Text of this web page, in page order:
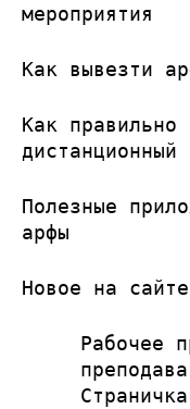
мероприятия
Как вывезти
Как правильно
дистанционный
Полезные
арфы
Новое на
Рабочее